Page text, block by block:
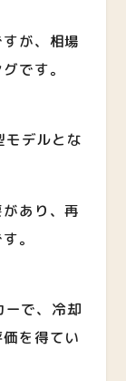
が、相場
です。
デルとな
あり、再
。
ーで、冷却
を得てい